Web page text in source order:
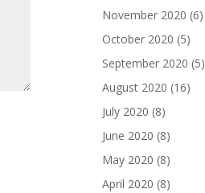
November 2020 (6)
October 2020 (5)
September 2020 (5)
August 2020 (16)
July 2020 (8)
June 2020 (8)
May 2020 (8)
April 2020 (8)